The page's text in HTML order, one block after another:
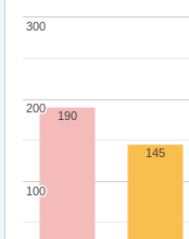
100
100
200
200
300
300
190
145